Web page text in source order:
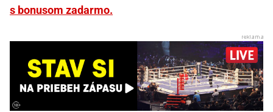
s bonusom zadarmo.